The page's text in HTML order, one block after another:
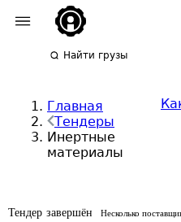
Найти грузы
Главная
Тендеры
Инертные
материалы
Тендер завершён Несколько